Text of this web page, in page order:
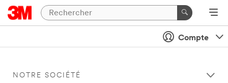
Compte
NOTRE SOCIÉTÉ